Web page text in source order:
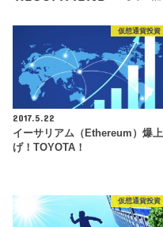
仮想通貨投資
2017.5.22
イーサリアム（Ethereum）爆上
げ！TOYOTA！
仮想通貨投資